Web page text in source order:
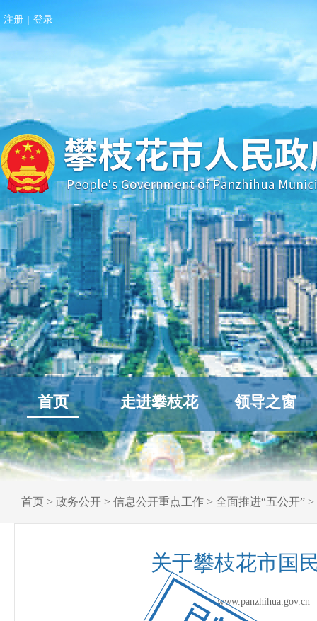
注册 | 登录
首页 走进攀枝花 领导之窗
首页 > 政务公开 > 信息公开重点工作 > 全面推进“五公开” >
关于攀枝花市国